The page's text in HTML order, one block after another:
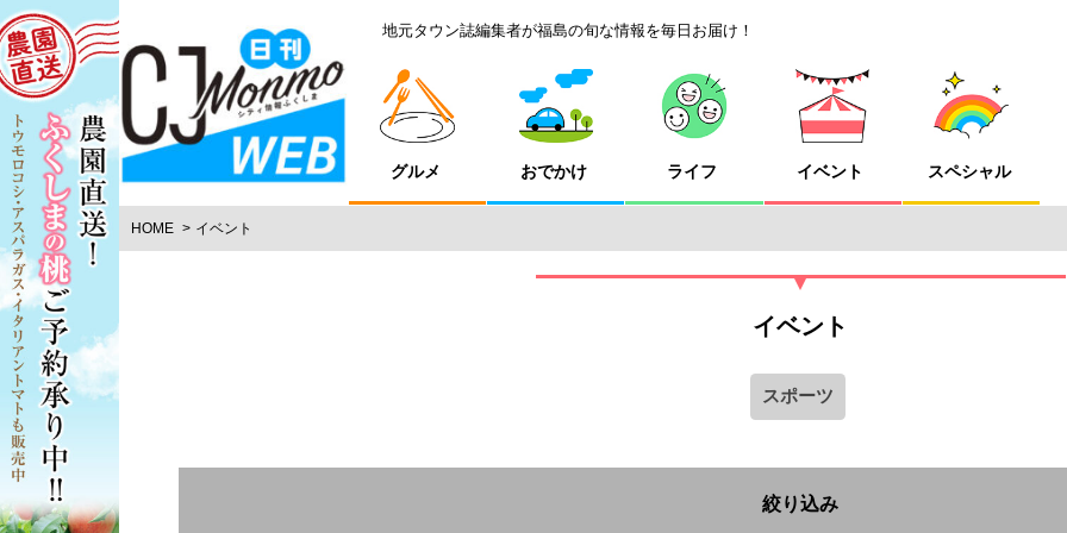
地元タウン誌編集者が福島の旬な情報を毎日お届け！
グルメ おでかけ ライフ イベント スペシャル
HOME イベント
イベント
スポーツ
絞り込み